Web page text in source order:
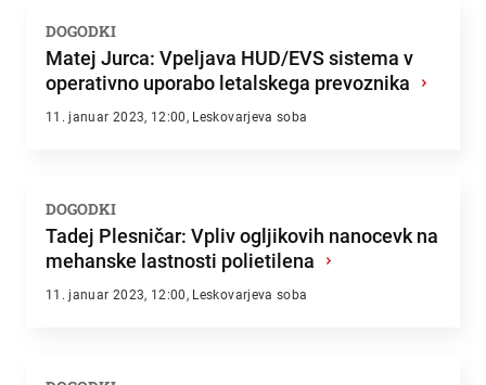
DOGODKI
Matej Jurca: Vpeljava HUD/EVS sistema v
operativno uporabo letalskega prevoznika ›
11. januar 2023, 12:00, Leskovarjeva soba
DOGODKI
Tadej Plesničar: Vpliv ogljikovih nanocevk na
mehanske lastnosti polietilena ›
11. januar 2023, 12:00, Leskovarjeva soba